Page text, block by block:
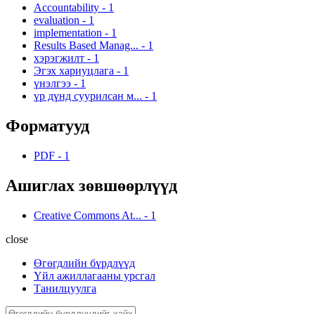
Accountability - 1
evaluation - 1
implementation - 1
Results Based Manag... - 1
хэрэгжилт - 1
Эгэх хариуцлага - 1
үнэлгээ - 1
үр дүнд суурилсан м... - 1
Форматууд
PDF - 1
Ашиглах зөвшөөрлүүд
Creative Commons At... - 1
close
Өгөгдлийн бүрдлүүд
Үйл ажиллагааны урсгал
Танилцуулга